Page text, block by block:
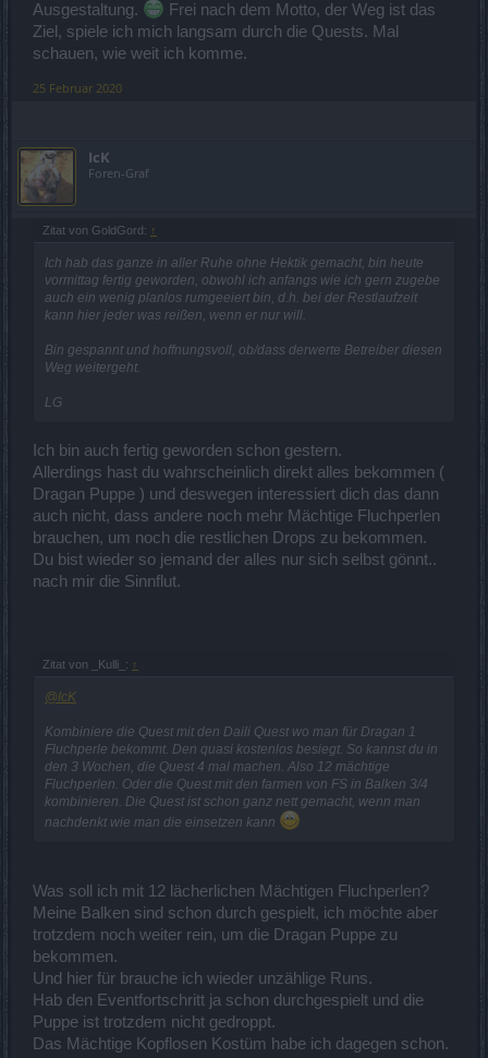
Ausgestaltung.
Frei nach dem Motto, der Weg ist das
Ziel, spiele ich mich langsam durch die Quests. Mal
schauen, wie weit ich komme.
25 Februar 2020
IcK
Foren-Graf
Zitat von GoldGord: ↑
Ich hab das ganze in aller Ruhe ohne Hektik gemacht, bin heute
vormittag fertig geworden, obwohl ich anfangs wie ich gern zugebe
auch ein wenig planlos rumgeeiert bin, d.h. bei der Restlaufzeit
kann hier jeder was reißen, wenn er nur will.
Bin gespannt und hoffnungsvoll, ob/dass derwerte Betreiber diesen
Weg weitergeht.
LG
Ich bin auch fertig geworden schon gestern.
Allerdings hast du wahrscheinlich direkt alles bekommen (
Dragan Puppe ) und deswegen interessiert dich das dann
auch nicht, dass andere noch mehr Mächtige Fluchperlen
brauchen, um noch die restlichen Drops zu bekommen.
Du bist wieder so jemand der alles nur sich selbst gönnt..
nach mir die Sinnflut.
Zitat von _Kulli_: ↑
@IcK
Kombiniere die Quest mit den Daili Quest wo man für Dragan 1
Fluchperle bekommt. Den quasi kostenlos besiegt. So kannst du in
den 3 Wochen, die Quest 4 mal machen. Also 12 mächtige
Fluchperlen. Oder die Quest mit den farmen von FS in Balken 3/4
kombinieren. Die Quest ist schon ganz nett gemacht, wenn man
nachdenkt wie man die einsetzen kann
Was soll ich mit 12 lächerlichen Mächtigen Fluchperlen?
Meine Balken sind schon durch gespielt, ich möchte aber
trotzdem noch weiter rein, um die Dragan Puppe zu
bekommen.
Und hier für brauche ich wieder unzählige Runs.
Hab den Eventfortschritt ja schon durchgespielt und die
Puppe ist trotzdem nicht gedroppt.
Das Mächtige Kopflosen Kostüm habe ich dagegen schon.